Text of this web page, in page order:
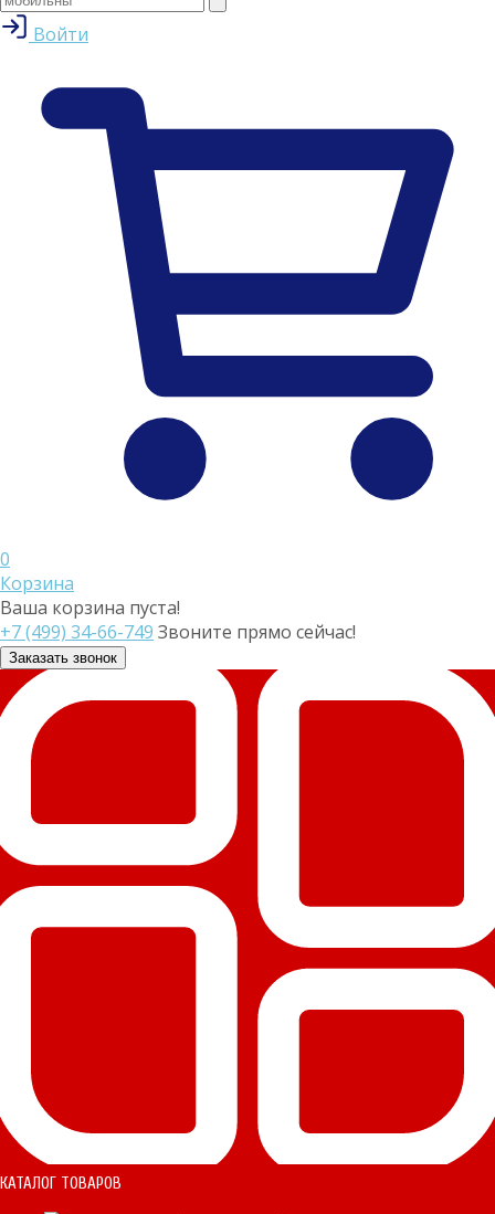
Войти
0
Корзина
Ваша корзина пуста!
+7 (499) 34-66-749 Звоните прямо сейчас!
Заказать звонок
КАТАЛОГ ТОВАРОВ